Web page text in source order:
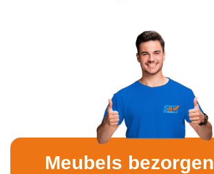
Meubels bezorgen